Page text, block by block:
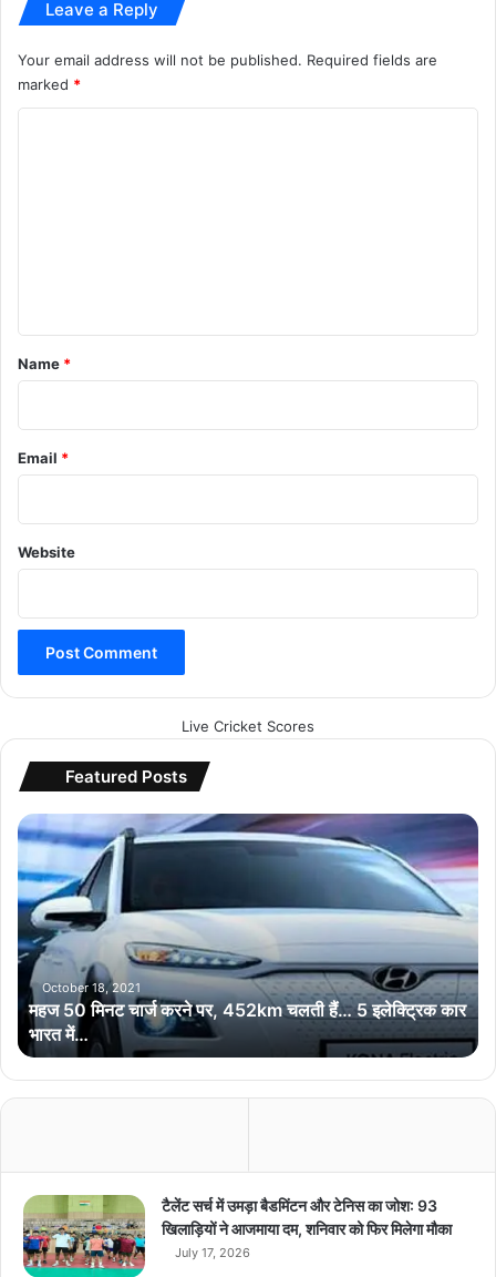
श
Leave a Reply
Your email address will not be published. Required fields are
marked *
*
Name *
Email *
Website
Live Cricket Scores
Featured Posts
म
ह
ज
5
0
मि
न
चा
क
र
,
5
2
k
October 18, 2021
महज 50 मिनट चार्ज करने पर, 452km चलती हैं… 5 इलेक्ट्रिक कार
भारत में…
टैलेंट सर्च में उमड़ा बैडमिंटन और टेनिस का जोश: 93
खिलाड़ियों ने आजमाया दम, शनिवार को फिर मिलेगा मौका
July 17, 2026